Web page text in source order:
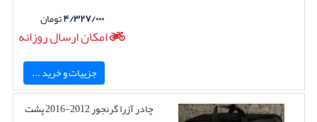
۴/۳۲۷/۰۰۰تومان
امکان ارسال روزانه
جزییات و خرید ...
چادر آزرا گرنجور 2012-2016 پشت